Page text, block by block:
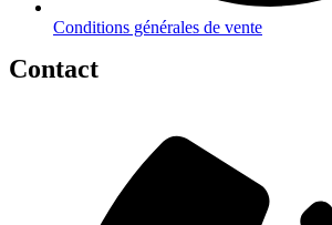
Conditions générales de vente
Contact